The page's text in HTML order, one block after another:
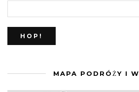
MAPA PODRÓŻY I